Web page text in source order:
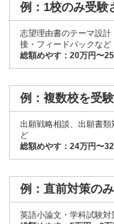
例：1校のみ受験
志望理由書のテーマ設
接・フィードバックなど
総額めやす：20万円〜25
例：複数校を受
出願戦略相談、出願書
ど
総額めやす：24万円〜32
例：直前対策の
英語小論文・学科試験